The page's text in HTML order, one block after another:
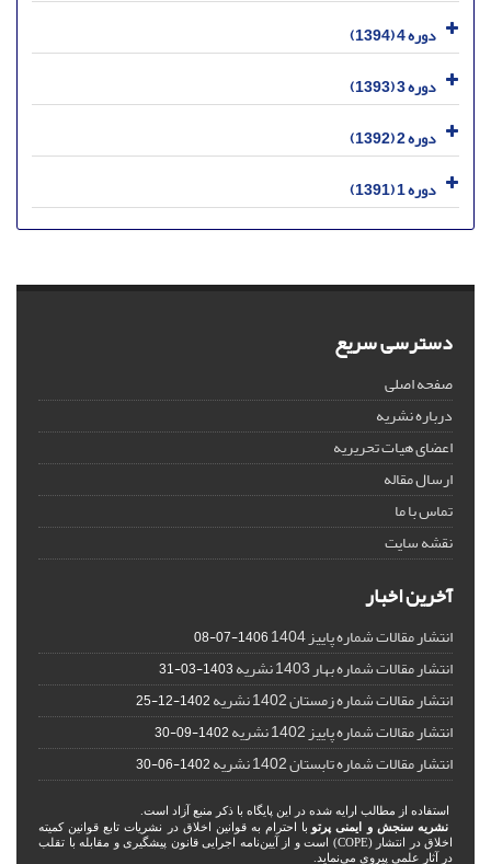
دوره 4 (1394)
دوره 3 (1393)
دوره 2 (1392)
دوره 1 (1391)
دسترسی سریع
صفحه اصلی
درباره نشریه
اعضای هیات تحریریه
ارسال مقاله
تماس با ما
نقشه سایت
آخرین اخبار
انتشار مقالات شماره پاییز 1404 1406-07-08
انتشار مقالات شماره بهار 1403 نشریه 1403-03-31
انتشار مقالات شماره زمستان 1402 نشریه 1402-12-25
انتشار مقالات شماره پاییز 1402 نشریه 1402-09-30
انتشار مقالات شماره تابستان 1402 نشریه 1402-06-30
استفاده از مطالب ارایه شده در این پایگاه با ذکر منبع آزاد است.
نشریه سنجش و ایمنی پرتو با احترام به قوانین اخلاق در نشریات تابع قوانین کمیته
اخلاق در انتشار (COPE) است و از آیین‌نامه اجرایی قانون پیشگیری و مقابله با تقلب
در آثار علمی پیروی می‌نماید.